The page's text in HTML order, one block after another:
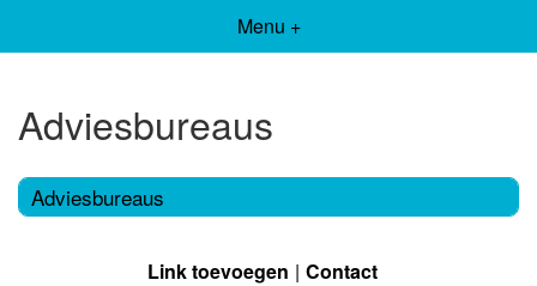
Menu +
Adviesbureaus
Adviesbureaus
Link toevoegen Contact